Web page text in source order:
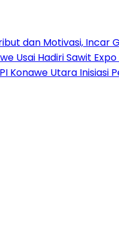
dan Motivasi, Incar
Usai Hadiri Sawit
Konawe Utara Inisiasi